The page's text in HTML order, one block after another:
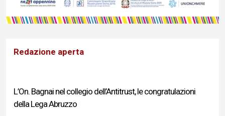
Redazione aperta
L’On. Bagnai nel collegio dell’Antitrust, le congratulazioni
della Lega Abruzzo